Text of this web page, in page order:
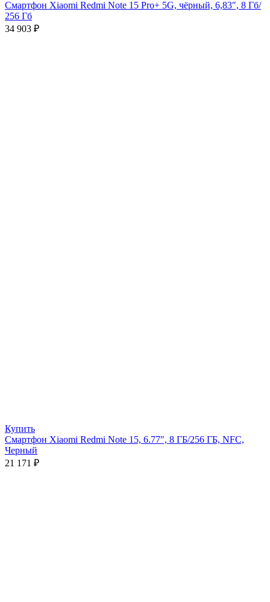
Смартфон Xiaomi Redmi Note 15 Pro+ 5G, чёрный, 6,83″, 8 Гб/
256 Гб
34 903 ₽
Купить
Смартфон Xiaomi Redmi Note 15, 6.77″, 8 ГБ/256 ГБ, NFC,
Черный
21 171 ₽